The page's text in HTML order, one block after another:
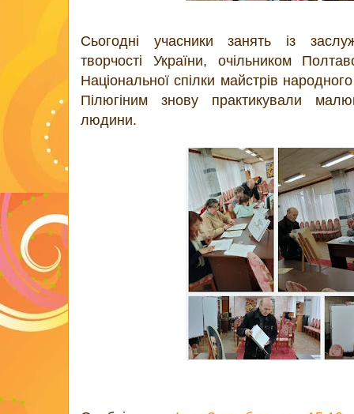
Сьогодні учасники занять із
творчості України, очільником
Національної спілки майстрів
Пілюгіним знову практикували
людини.